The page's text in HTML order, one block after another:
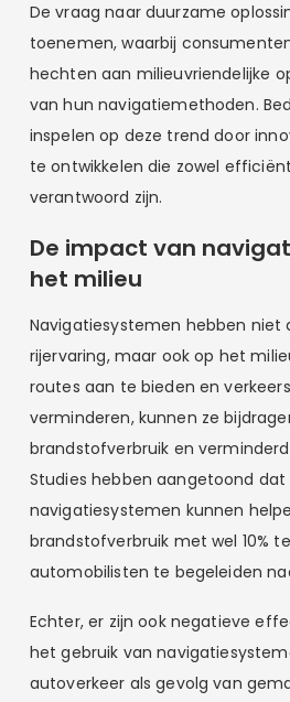
De vraag naar duurzame
toenemen, waarbij
hechten aan milieuvriendelijke
van hun navigatiemethoden.
inspelen op deze trend door
te ontwikkelen die zowel
verantwoord zijn.
De impact van
het milieu
Navigatiesystemen hebben niet
rijervaring, maar ook op het
routes aan te bieden en
verminderen, kunnen ze
brandstofverbruik en
Studies hebben aangetoond
navigatiesystemen kunnen
brandstofverbruik met wel 10%
automobilisten te begeleiden
Echter, er zijn ook negatieve
het gebruik van
autoverkeer als gevolg van